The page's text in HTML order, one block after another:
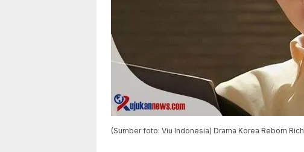
(Sumber foto: Viu Indonesia) Drama Korea Reborn Rich